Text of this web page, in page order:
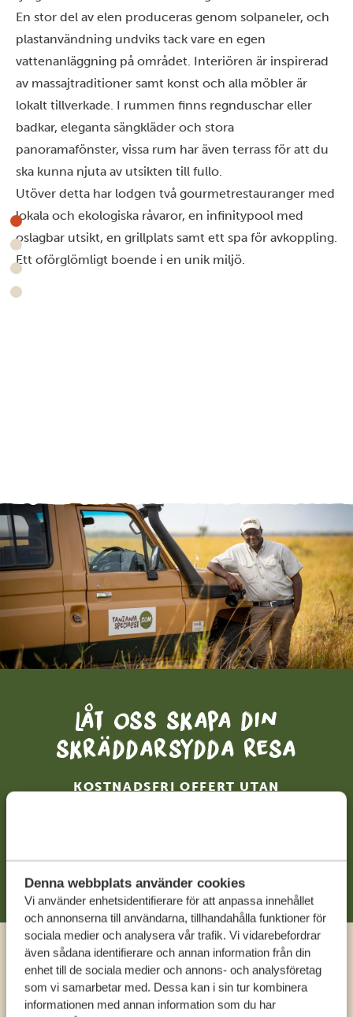
Denna webbplats använder cookies
Vi använder enhetsidentifierare för att anpassa innehållet
och annonserna till användarna, tillhandahålla funktioner för
sociala medier och analysera vår trafik. Vi vidarebefordrar
även sådana identifierare och annan information från din
enhet till de sociala medier och annons- och analysföretag
som vi samarbetar med. Dessa kan i sin tur kombinera
informationen med annan information som du har
En stor del av elen produceras genom solpaneler, och
plastanvändning undviks tack vare en egen
vattenanläggning på området. Interiören är inspirerad
av massajtraditioner samt konst och alla möbler är
lokalt tillverkade. I rummen finns regnduschar eller
badkar, eleganta sängkläder och stora
panoramafönster, vissa rum har även terrass för att du
ska kunna njuta av utsikten till fullo.
Utöver detta har lodgen två gourmetrestauranger med
lokala och ekologiska råvaror, en infinitypool med
oslagbar utsikt, en grillplats samt ett spa för avkoppling.
Ett oförglömligt boende i en unik miljö.
Låt oss skapa din
skräddarsydda resa
KOSTNADSFRI OFFERT UTAN
BÖRJA PLANERA DIN RESA
Ring en expert
FÅ PERSONLIG RÅDGIVNING FRÅN VÅRA